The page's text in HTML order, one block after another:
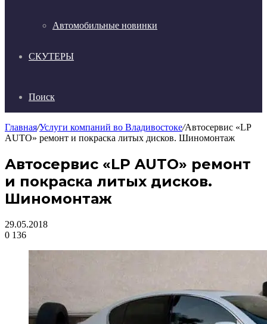
Автомобильные новинки
СКУТЕРЫ
Поиск
Главная/Услуги компаний во Владивостоке/Автосервис «LP
AUTO» ремонт и покраска литых дисков. Шиномонтаж
Автосервис «LP AUTO» ремонт
и покраска литых дисков.
Шиномонтаж
29.05.2018
0 136